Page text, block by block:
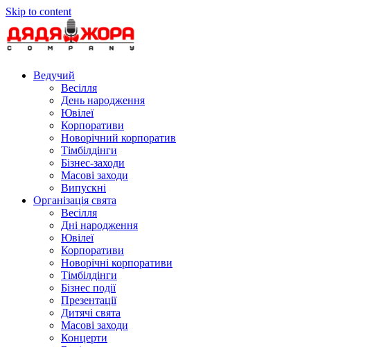
Skip to content
Ведучий
Весілля
День народження
Ювілеї
Корпоративи
Новорічний корпоратив
Тімбілдінги
Бізнес-заходи
Масові заходи
Випускні
Організація свята
Весілля
Дні народження
Ювілеї
Корпоративи
Новорічні корпоративи
Тімбілдінги
Бізнес події
Презентації
Дитячі свята
Масові заходи
Концерти